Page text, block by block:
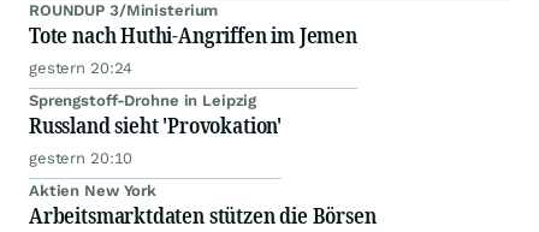
ROUNDUP 3/Ministerium
Tote nach Huthi-Angriffen im Jemen
gestern 20:24
Sprengstoff-Drohne in Leipzig
Russland sieht 'Provokation'
gestern 20:10
Aktien New York
Arbeitsmarktdaten stützen die Börsen